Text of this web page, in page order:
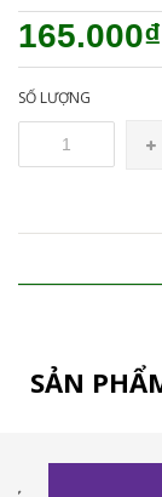
165.000₫
SỐ LƯỢNG
SẢN